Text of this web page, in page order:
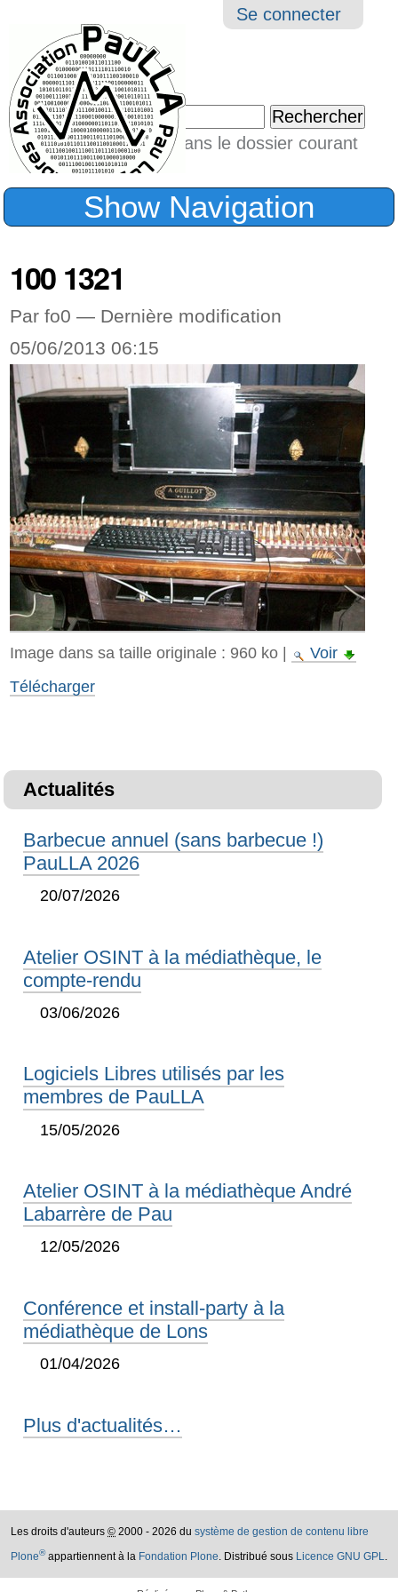
Outils
Se connecter
Chercher par
Seulement dans le dossier courant
Recherche
Show Navigation
100 1321
Par fo0 — Dernière modification
05/06/2013 06:15
Image dans sa taille originale : 960 ko|
Voir
Télécharger
Actualités
Barbecue annuel (sans barbecue !)
PauLLA 2026
20/07/2026
Atelier OSINT à la médiathèque, le
compte-rendu
03/06/2026
Logiciels Libres utilisés par les
membres de PauLLA
15/05/2026
Atelier OSINT à la médiathèque André
Labarrère de Pau
12/05/2026
Conférence et install-party à la
médiathèque de Lons
01/04/2026
Plus d'actualités…
Les droits d'auteurs © 2000 - 2026 du système de gestion de contenu libre
Plone®appartiennent à la Fondation Plone. Distribué sous Licence GNU GPL.